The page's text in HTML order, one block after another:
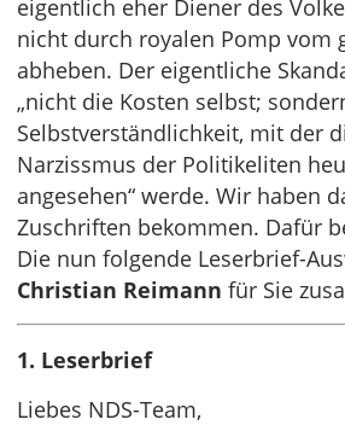
eigentlich eher Diener des
nicht durch royalen Pomp vom
abheben. Der eigentliche
„nicht die Kosten selbst;
Selbstverständlichkeit, mit der
Narzissmus der Politikeliten
angesehen“ werde. Wir haben
Zuschriften bekommen. Dafür
Die nun folgende Leserbrief-
Christian Reimann für Sie
1. Leserbrief
Liebes NDS-Team,